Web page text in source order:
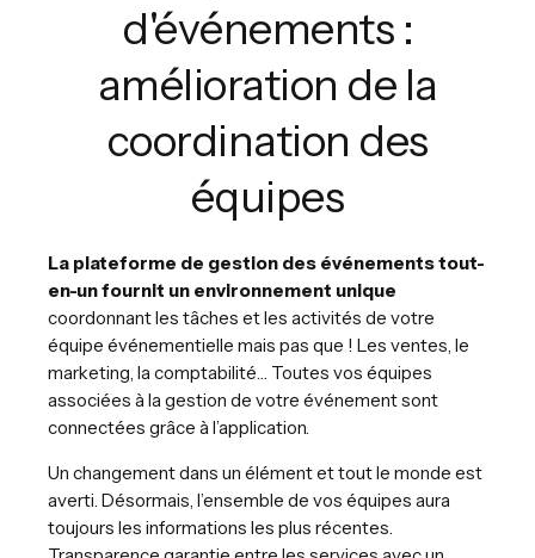
d'événements :
amélioration de la
coordination des
équipes
La plateforme de gestion des événements tout-
en-un fournit un environnement unique
coordonnant les tâches et les activités de votre
équipe événementielle mais pas que ! Les ventes, le
marketing, la comptabilité… Toutes vos équipes
associées à la gestion de votre événement sont
connectées grâce à l’application.
Un changement dans un élément et tout le monde est
averti. Désormais, l’ensemble de vos équipes aura
toujours les informations les plus récentes.